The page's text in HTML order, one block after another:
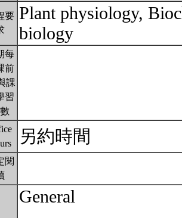
要 Plant physiology,
biology
每
前
課
習
另約時間
閱
General